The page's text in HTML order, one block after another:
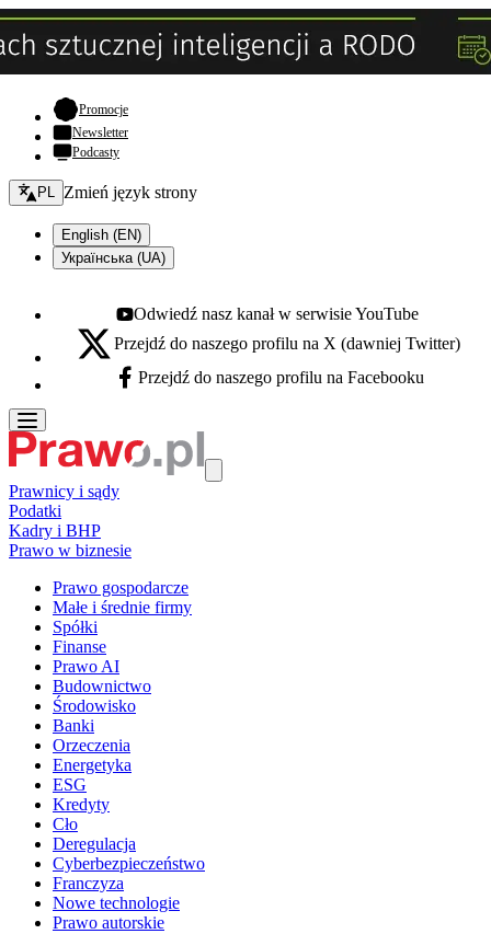
Promocje- otwiera się w nowej karcie
Newsletter
Podcasty
Zmień język - bieżący:
PL Zmień język strony
English (EN)
Українська (UA)
Youtube - otwiera się w nowej karcie
Odwiedź nasz kanał w serwisie YouTube
X - otwiera się w nowej karcie
Przejdź do naszego profilu na X (dawniej Twitter)
Facebook - otwiera się w nowej karcie
Przejdź do naszego profilu na Facebooku
Prawnicy i sądy
Podatki
Kadry i BHP
Prawo w biznesie
Prawo gospodarcze
Małe i średnie firmy
Spółki
Finanse
Prawo AI
Budownictwo
Środowisko
Banki
Orzeczenia
Energetyka
ESG
Kredyty
Cło
Deregulacja
Cyberbezpieczeństwo
Franczyza
Nowe technologie
Prawo autorskie